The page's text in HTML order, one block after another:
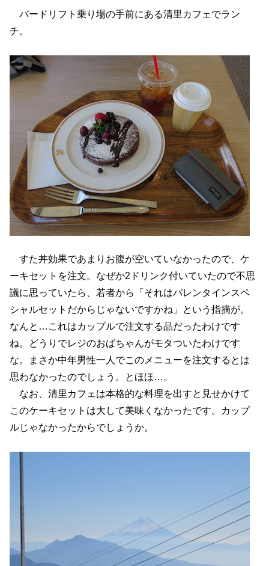
バードリフト乗り場の手前にある清里カフェでラン
チ。
すた丼効果であまりお腹が空いていなかったので、ケ
ーキセットを注文。なぜか2ドリンク付いていたので不思
議に思っていたら、若者から「それはバレンタインスペ
シャルセットだからじゃないですかね」という指摘が。
なんと…これはカップルで注文する品だったわけです
ね。どうりでレジのおばちゃんがモタついたわけです
な。まさか中年男性一人でこのメニューを注文するとは
思わなかったのでしょう。とほほ…。
なお、清里カフェは本格的な料理を出すと見せかけて
このケーキセットは大して美味くなかったです。カップ
ルじゃなかったからでしょうか。